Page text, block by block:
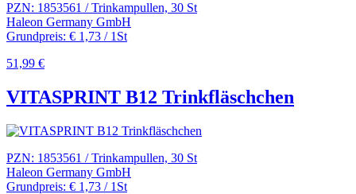
PZN: 1853561 / Trinkampullen, 30 St
Haleon Germany GmbH
Grundpreis: € 1,73 / 1St
51,99 €
VITASPRINT B12 Trinkfläschchen
PZN: 1853561 / Trinkampullen, 30 St
Haleon Germany GmbH
Grundpreis: € 1,73 / 1St